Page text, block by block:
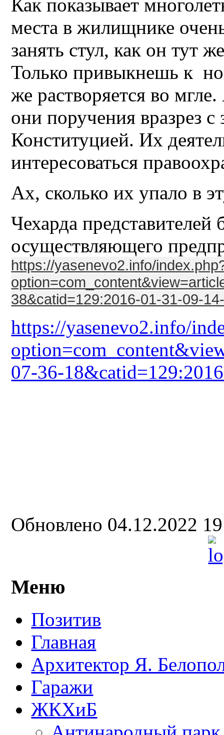
Как показывает
места в жилищнике
занять стул, как он тут
Только привыкнешь к
же растворяется во
они поручения вразрез с
Конституцией. Их
интересоваться
Ах, сколько их упало в
Чехарда
осуществляющего
https://yasenevo2.info/
38&catid=129:2016-01-31-09-
https://yasenevo2.info/
07-36-
Обновлено 04.12.2022
Меню
Позитив
Главная
Архитектор Я.
Гаражи
ЖКХиБ